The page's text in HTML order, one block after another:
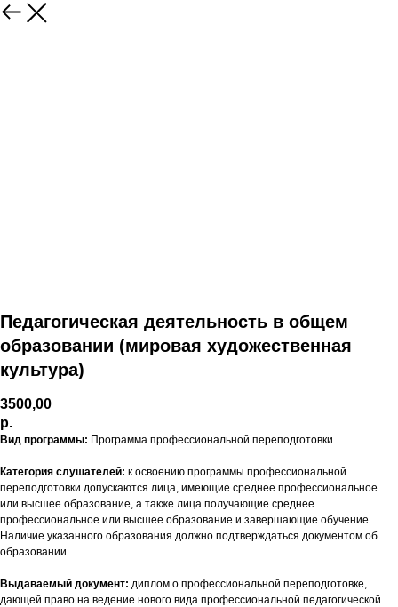
Педагогическая деятельность в общем
образовании (мировая художественная
культура)
3500,00
р.
Вид программы: Программа профессиональной переподготовки.
Категория слушателей: к освоению программы профессиональной
переподготовки допускаются лица, имеющие среднее профессиональное
или высшее образование, а также лица получающие среднее
профессиональное или высшее образование и завершающие обучение.
Наличие указанного образования должно подтверждаться документом об
образовании.
Выдаваемый документ: диплом о профессиональной переподготовке,
дающей право на ведение нового вида профессиональной педагогической